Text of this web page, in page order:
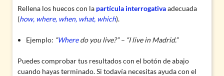
Rellena los huecos con la partícula interrogativaadecuada
(how, where, when, what, which).
Ejemplo: “Wheredo you live?” – “I live in Madrid.”
Puedes comprobar tus resultados con el botón de abajo
cuando hayas terminado. Si todavía necesitas ayuda con el